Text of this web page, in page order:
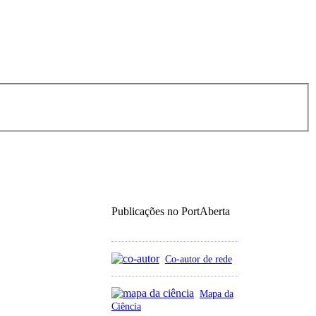
Publicações no PortAberta
Co-autor de rede
Mapa da
Ciência